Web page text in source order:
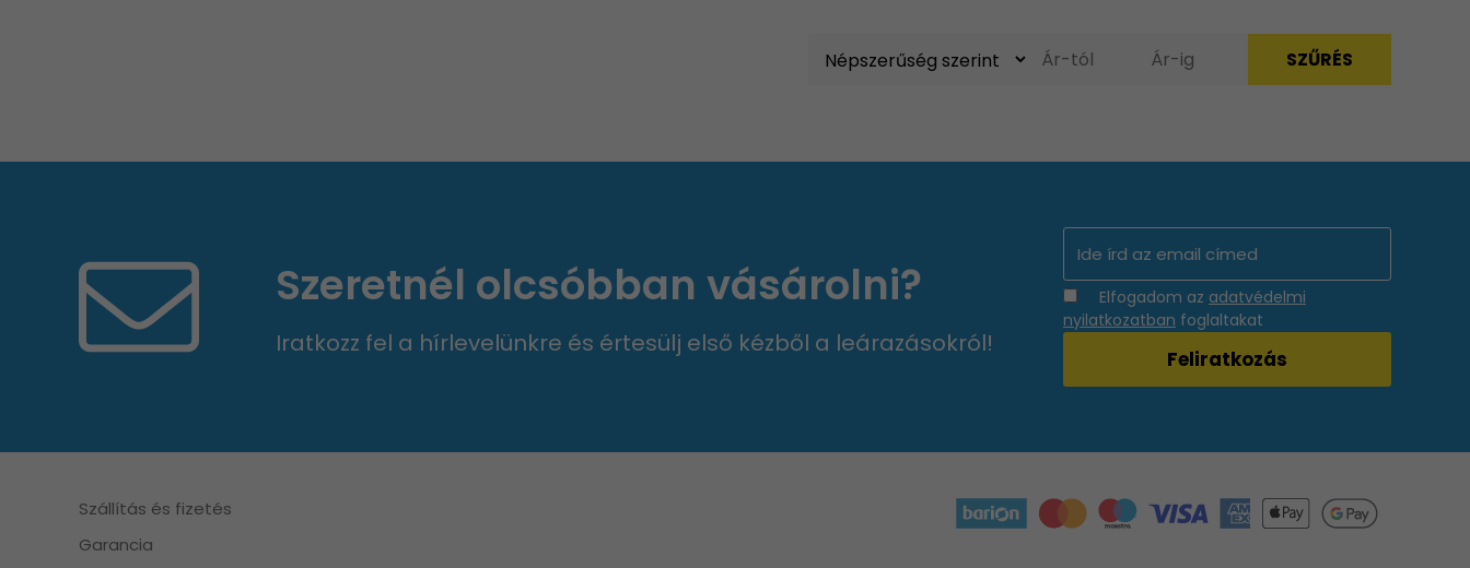
Szeretnél olcsóbban vásárolni?
Iratkozz fel a hírlevelünkre és értesülj első kézből a leárazásokról!
Elfogadom az adatvédelmi
nyilatkozatban foglaltakat
Szállítás és fizetés
Garancia